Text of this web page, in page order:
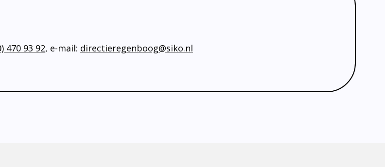
470 93 92, e-mail: directieregenboog@siko.nl